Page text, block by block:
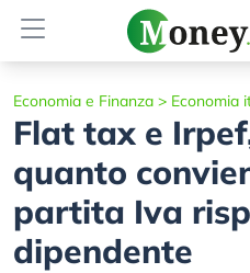
Economia e Finanza > Economia
Flat tax e
quanto
partita Iva
dipendente